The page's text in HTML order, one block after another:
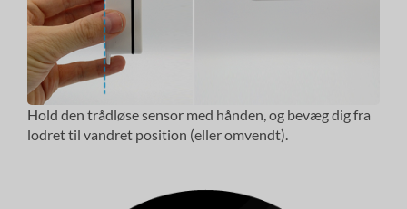
Hold den trådløse sensor med hånden, og bevæg dig fra
lodret til vandret position (eller omvendt).